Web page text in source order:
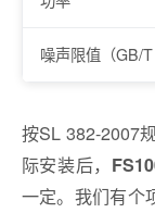
噪声限值（GB/
按SL 382-2007
际安装后，
一定。我们有个